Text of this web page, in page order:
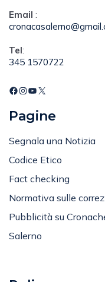
Email :
Tel:
345 1570722
Pagine
Segnala una Notizia
Codice Etico
Fact checking
Normativa sulle
Pubblicità su
Salerno